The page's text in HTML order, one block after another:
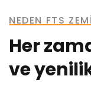
NEDEN FTS
Her
ve